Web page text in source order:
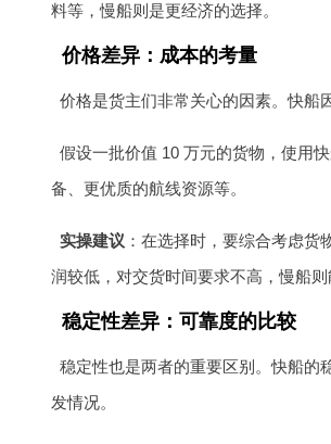
料等，慢船则是更经济的选择。
价格差异：成本的考量
价格是货主们非常关心的因素。快船
假设一批价值 10 万元的货物，使用
备、更优质的航线资源等。
实操建议 ：在选择时，要综合考虑
润较低，对交货时间要求不高，慢船则
稳定性差异：可靠度的比较
稳定性也是两者的重要区别。快船的
发情况。